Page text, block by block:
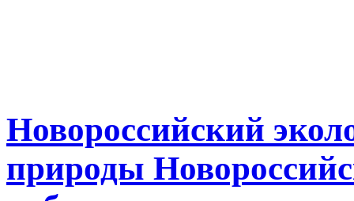
Новороссийский
природы